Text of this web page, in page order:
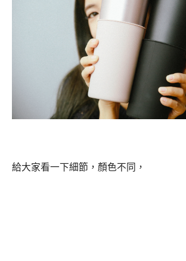
給大家看一下細節，顏色不同，